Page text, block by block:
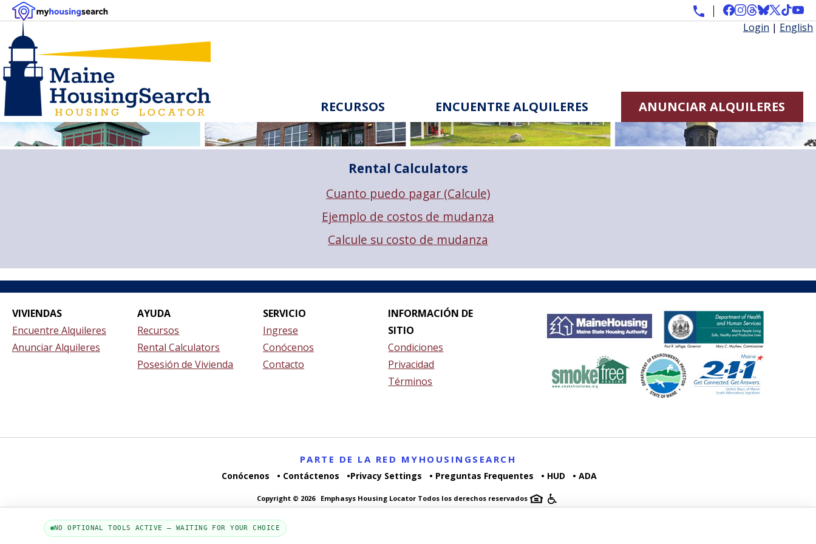
Login | English
RECURSOS ENCUENTRE ALQUILERES ANUNCIAR ALQUILERES
Rental Calculators
Cuanto puedo pagar (Calcule)
Ejemplo de costos de mudanza
Calcule su costo de mudanza
VIVIENDAS
Encuentre Alquileres
Anunciar Alquileres
AYUDA
Recursos
Rental Calculators
Posesión de Vivienda
SERVICIO
Ingrese
Conócenos
Contacto
INFORMACIÓN DE
SITIO
Condiciones
Privacidad
Términos
PARTE DE LA RED MYHOUSINGSEARCH
Conócenos Contáctenos Privacy Settings Preguntas Frequentes HUD ADA
Copyright © 2026 Emphasys Housing Locator Todos los derechos reservados
NO OPTIONAL TOOLS ACTIVE — WAITING FOR YOUR CHOICE